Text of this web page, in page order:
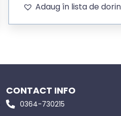
Adaug în lista de
CONTACT INFO
0364-730215